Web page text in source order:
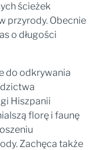
ścieżek
przyrody. Obecnie
o długości
do odkrywania
Hiszpanii
florę i faunę
Zachęca także